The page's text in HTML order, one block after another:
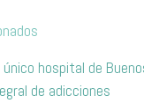
hospital de
de adicciones